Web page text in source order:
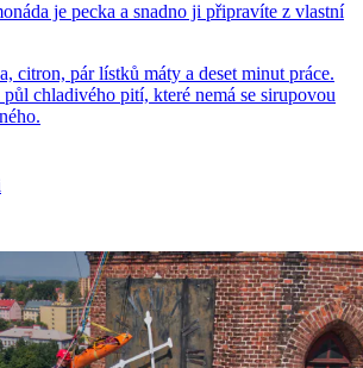
je pecka a snadno ji připravíte z vlastní
citron, pár lístků máty a deset minut práce.
chladivého pití, které nemá se sirupovou